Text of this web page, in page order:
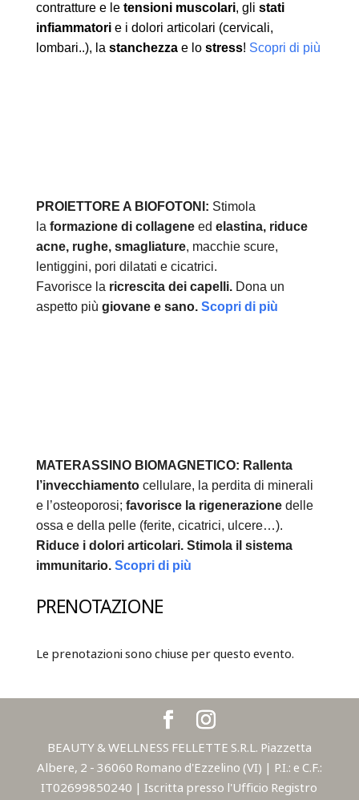
contratture e le tensioni muscolari, gli stati
infiammatori e i dolori articolari (cervicali,
lombari..), la stanchezzae lo stress! Scopri di più
PROIETTORE A BIOFOTONI: Stimola
la formazione di collagene ed elastina, riduce
acne, rughe, smagliature, macchie scure,
lentiggini, pori dilatati e cicatrici.
Favorisce la ricrescita dei capelli. Dona un
aspetto più giovane e sano. Scopri di più
MATERASSINO BIOMAGNETICO: Rallenta
l’invecchiamentocellulare, la perdita di minerali
e l’osteoporosi; favorisce la rigenerazionedelle
ossa e della pelle (ferite, cicatrici, ulcere…).
Riduce i dolori articolari. Stimola il sistema
immunitario. Scopri di più
PRENOTAZIONE
Le prenotazioni sono chiuse per questo evento.
BEAUTY & WELLNESS FELLETTE S.R.L. Piazzetta
Albere, 2 - 36060 Romano d'Ezzelino (VI) | P.I.: e C.F.:
IT02699850240 | Iscritta presso l'Ufficio Registro